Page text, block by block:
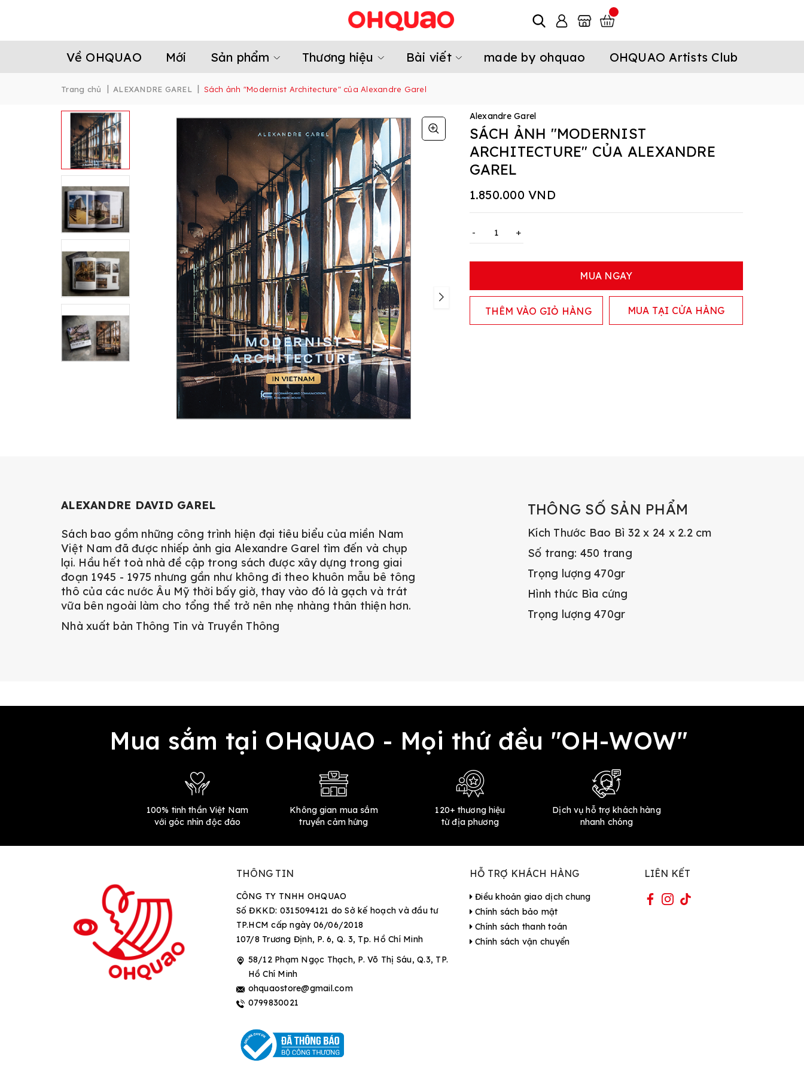
Về OHQUAO Mới Sản phẩm Thương hiệu Bài viết made by ohquao OHQUAO Artists Club
Trang chủ | ALEXANDRE GAREL | Sách ảnh "Modernist Architecture" của Alexandre Garel
Alexandre Garel
SÁCH ẢNH "MODERNIST
ARCHITECTURE" CỦA ALEXANDRE
GAREL
1.850.000 VND
- +
MUA NGAY
THÊM VÀO GIỎ HÀNG MUA TẠI CỬA HÀNG
ALEXANDRE DAVID GAREL
Sách bao gồm những công trình hiện đại tiêu biểu của miền Nam
Việt Nam đã được nhiếp ảnh gia Alexandre Garel tìm đến và chụp
lại. Hầu hết toà nhà đề cập trong sách được xây dựng trong giai
đoạn 1945 - 1975 nhưng gần như không đi theo khuôn mẫu bê tông
thô của các nước Âu Mỹ thời bấy giờ, thay vào đó là gạch và trát
vữa bên ngoài làm cho tổng thể trở nên nhẹ nhàng thân thiện hơn.
Nhà xuất bản Thông Tin và Truyền Thông
THÔNG SỐ SẢN PHẨM
Kích Thước Bao Bì 32 x 24 x 2.2 cm
Số trang: 450 trang
Trọng lượng 470gr
Hình thức Bìa cứng
Trọng lượng 470gr
Mua sắm tại OHQUAO - Mọi thứ đều "OH-WOW"
100% tinh thần Việt Nam
với góc nhìn độc đáo
Không gian mua sắm
truyền cảm hứng
120+ thương hiệu
từ địa phương
Dịch vụ hỗ trợ khách hàng
nhanh chóng
THÔNG TIN
CÔNG TY TNHH OHQUAO
Số ĐKKD: 0315094121 do Sở kế hoạch và đầu tư
TP.HCM cấp ngày 06/06/2018
107/8 Trương Định, P. 6, Q. 3, Tp. Hồ Chí Minh
58/12 Phạm Ngọc Thạch, P. Võ Thị Sáu, Q.3, TP.
Hồ Chí Minh
ohquaostore@gmail.com
0799830021
HỖ TRỢ KHÁCH HÀNG
Điều khoản giao dịch chung
Chính sách bảo mật
Chính sách thanh toán
Chính sách vận chuyển
LIÊN KẾT